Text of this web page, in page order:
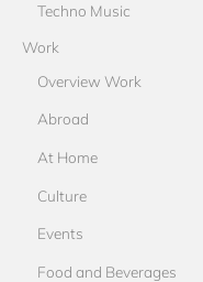
Techno Music
Work
Overview Work
Abroad
At Home
Culture
Events
Food and Beverages